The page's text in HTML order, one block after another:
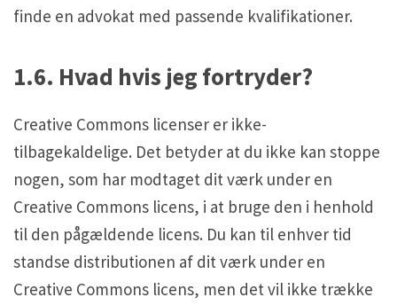
finde en advokat med passende kvalifikationer.
1.6. Hvad hvis jeg fortryder?
Creative Commons licenser er ikke-
tilbagekaldelige. Det betyder at du ikke kan stoppe
nogen, som har modtaget dit værk under en
Creative Commons licens, i at bruge den i henhold
til den pågældende licens. Du kan til enhver tid
standse distributionen af dit værk under en
Creative Commons licens, men det vil ikke trække